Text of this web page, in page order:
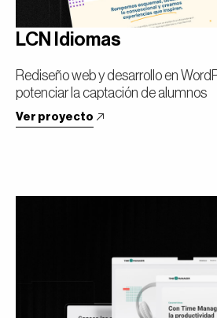
LCN Idiomas
Rediseño web y desarrollo en
potenciar la captación de alumnos
Ver proyecto